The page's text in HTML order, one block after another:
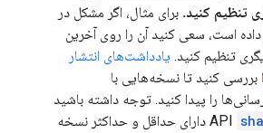
تنظیم کنید. برای مثال، اگر مشکل در
است، سعی کنید آن را روی آخرین
تنظیم کنید. یادداشت‌های انتشار
بررسی کنید تا نسخه‌هایی با
را پیدا کنید. توجه داشته باشید
دارای حداقل و حداکثر نسخه